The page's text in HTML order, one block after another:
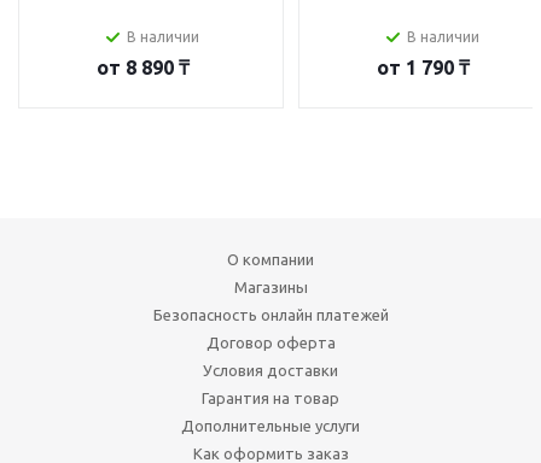
В наличии
от 8 890 ₸
В наличии
от 1 790 ₸
О компании
Магазины
Безопасность онлайн платежей
Договор оферта
Условия доставки
Гарантия на товар
Дополнительные услуги
Как оформить заказ